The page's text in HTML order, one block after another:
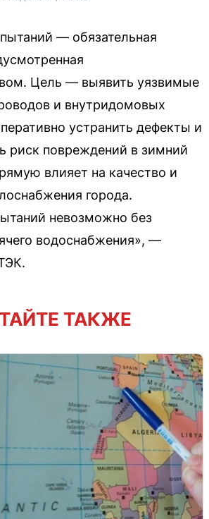
— обязательная
Цель — выявить уязвимые
и внутридомовых
устранить дефекты и
риск повреждений в зимний
влияет на качество и
города.
невозможно без
водоснабжения», —
ТАКЖЕ